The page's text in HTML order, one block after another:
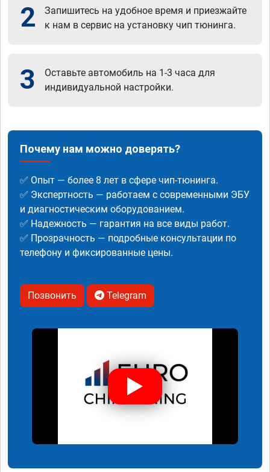
2
Запишитесь на удобное время и приезжайте
к нам в сервис на установку чип тюнинга.
3
Оставьте автомобиль на 1-3 часа для
индивидуальной настройки.
Почему нам можно доверять?
✅ Опыт — более 8 лет в сфере чип-тюнинга.
✅ Экспертность — работаем с современными ЭБУ
и диагностическим оборудованием.
✅ Надежность — гарантия на все виды работ.
✅ Прозрачность — подробные консультации по
телефону и фиксированные цены.
Позвонить Telegram